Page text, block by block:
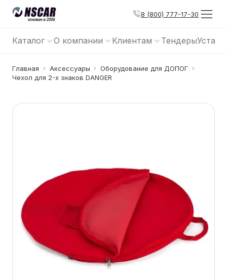
8 (800) 777-17-30
Каталог О компании Клиентам Тендеры
Главная Аксессуары
Оборудование для ДОПОГ
Чехол для 2-х знаков DANGER